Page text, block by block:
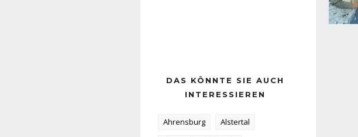
DAS KÖNNTE SIE AUCH
INTERESSIEREN
Ahrensburg
Alstertal